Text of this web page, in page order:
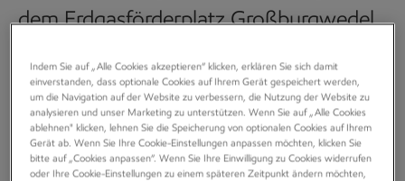
dem Erdgasförderplatz Großburgwedel
Burgwedel), mit vorbereitenden
Arbeiten für die Wiederinbetriebnahme
der Bohrung.
Indem Sie auf „Alle Cookies akzeptieren“ klicken, erklären Sie sich damit
einverstanden, dass optionale Cookies auf Ihrem Gerät gespeichert werden,
um die Navigation auf der Website zu verbessern, die Nutzung der Website zu
analysieren und unser Marketing zu unterstützen. Wenn Sie auf „Alle Cookies
ablehnen" klicken, lehnen Sie die Speicherung von optionalen Cookies auf Ihrem
Gerät ab. Wenn Sie Ihre Cookie-Einstellungen anpassen möchten, klicken Sie
bitte auf „Cookies anpassen“. Wenn Sie Ihre Einwilligung zu Cookies widerrufen
oder Ihre Cookie-Einstellungen zu einem späteren Zeitpunkt ändern möchten,